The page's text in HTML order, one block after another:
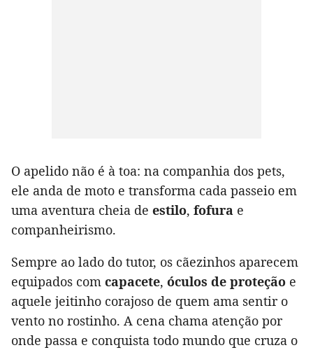
O apelido não é à toa: na companhia dos pets,
ele anda de moto e transforma cada passeio em
uma aventura cheia de estilo, fofura e
companheirismo.
Sempre ao lado do tutor, os cãezinhos aparecem
equipados com capacete, óculos de proteção e
aquele jeitinho corajoso de quem ama sentir o
vento no rostinho. A cena chama atenção por
onde passa e conquista todo mundo que cruza o